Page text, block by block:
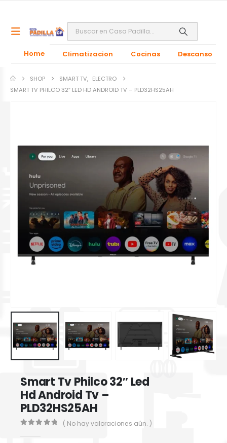
Home Climatizacion Cocinas Descanso
SHOP SMART TV, ELECTRO
SMART TV PHILCO 32″ LED HD ANDROID TV – PLD32HS25AH
Smart Tv Philco 32″ Led
Hd Android Tv –
PLD32HS25AH
( No hay valoraciones aún. )